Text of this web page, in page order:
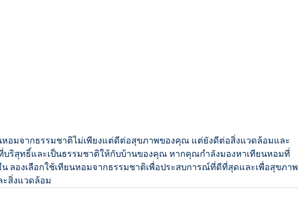
หอมจากธรรมชาติไม่เพียงแต่ดีต่อสุขภาพของคุณ แต่ยังดีต่อสิ่งแวดล้อมและ
บริสุทธิ์และเป็นธรรมชาติให้กับบ้านของคุณ หากคุณกำลังมองหาเทียนหอมที่
ลองเลือกใช้เทียนหอมจากธรรมชาติเพื่อประสบการณ์ที่ดีที่สุดและเพื่อสุขภาพ
สิ่งแวดล้อม